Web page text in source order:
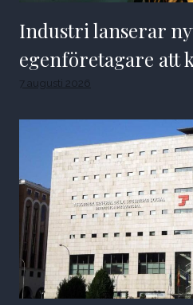
Industri lanserar
egenföretagare att
7 augusti 2026